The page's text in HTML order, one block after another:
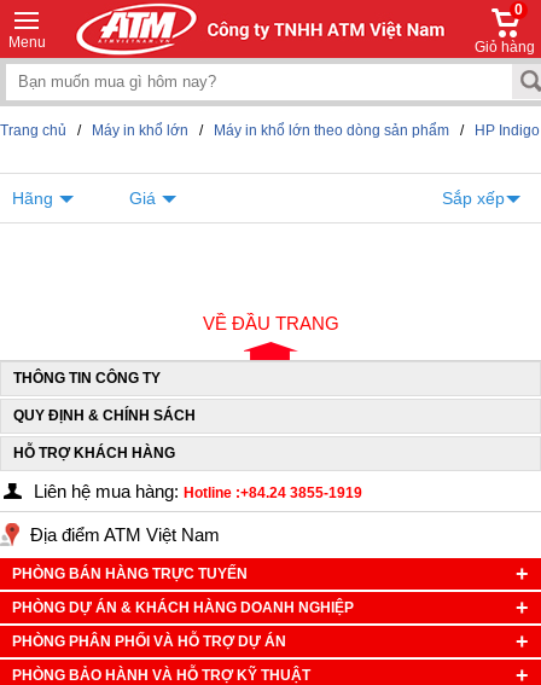
Menu
0
Giỏ hàng
Trang chủ / Máy in khổ lớn / Máy in khổ lớn theo dòng sản phẩm / HP Indigo
Hãng Giá Sắp xếp
VỀ ĐẦU TRANG
THÔNG TIN CÔNG TY
QUY ĐỊNH & CHÍNH SÁCH
HỖ TRỢ KHÁCH HÀNG
Liên hệ mua hàng: Hotline :+84.24 3855-1919
Địa điểm ATM Việt Nam
PHÒNG BÁN HÀNG TRỰC TUYẾN
PHÒNG DỰ ÁN & KHÁCH HÀNG DOANH NGHIỆP
PHÒNG PHÂN PHỐI VÀ HỖ TRỢ DỰ ÁN
PHÒNG BẢO HÀNH VÀ HỖ TRỢ KỸ THUẬT